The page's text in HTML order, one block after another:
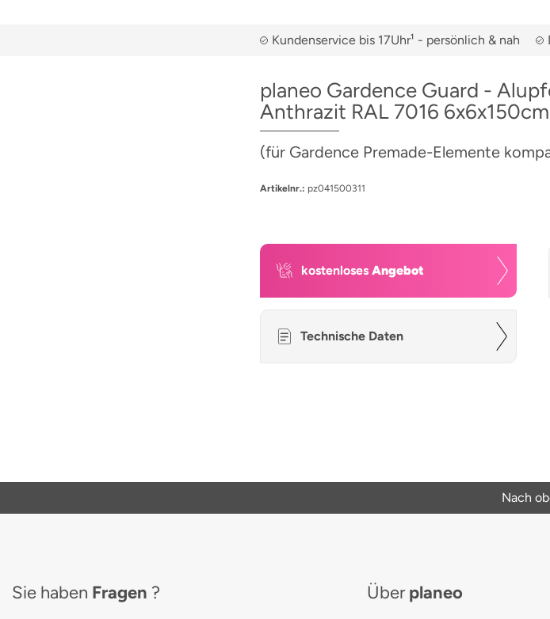
Kundenservice bis 17Uhr¹ - persönlich & nah
planeo Gardence Guard -
Anthrazit RAL 7016
(für Gardence Premade-Elemente
Artikelnr.: pz041500311
kostenloses Angebot
Technische Daten
Nach
Sie haben Fragen ? Überplaneo